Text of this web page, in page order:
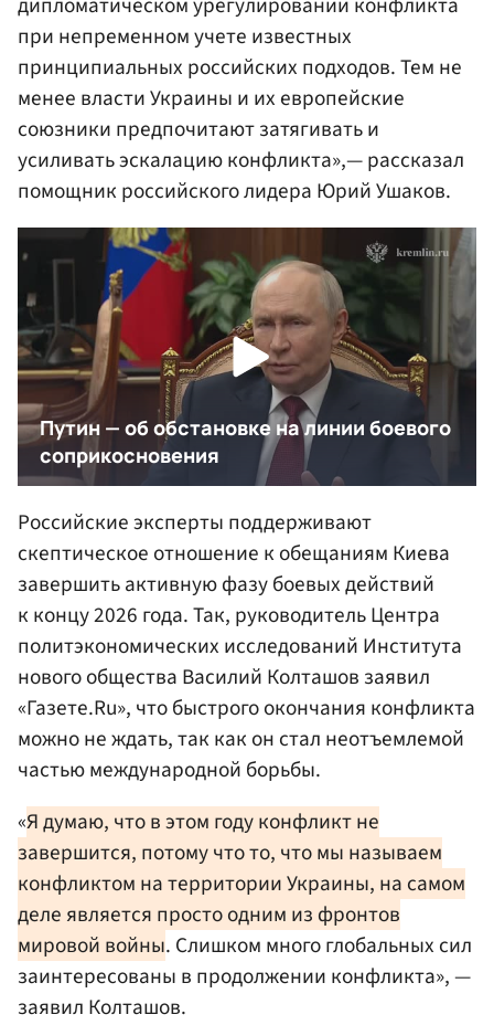
при непременном учете известных
принципиальных российских подходов. Тем не
менее власти Украины и их европейские
союзники предпочитают затягивать и
усиливать эскалацию конфликта»,— рассказал
помощник российского лидера Юрий Ушаков.
Российские эксперты поддерживают
скептическое отношение к обещаниям Киева
завершить активную фазу боевых действий
к концу 2026 года. Так, руководитель Центра
политэкономических исследований Института
нового общества Василий Колташов заявил
«Газете.Ru», что быстрого окончания конфликта
можно не ждать, так как он стал неотъемлемой
частью международной борьбы.
«Я думаю, что в этом году конфликт не
завершится, потому что то, что мы называем
конфликтом на территории Украины, на самом
деле является просто одним из фронтов
мировой войны. Слишком много глобальных сил
заинтересованы в продолжении конфликта», —
заявил Колташов.